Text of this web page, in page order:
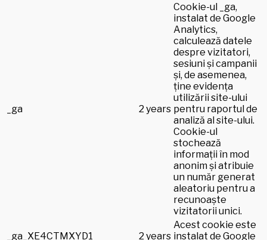
_ga 2 years
Cookie-ul _ga,
instalat de Google
Analytics,
calculează datele
despre vizitatori,
sesiuni și campanii
și, de asemenea,
ține evidența
utilizării site-ului
pentru raportul de
analiză al site-ului.
Cookie-ul
stochează
informații în mod
anonim și atribuie
un număr generat
aleatoriu pentru a
recunoaște
vizitatorii unici.
_ga_XE4CTMXYD1 2 years
Acest cookie este
instalat de Google